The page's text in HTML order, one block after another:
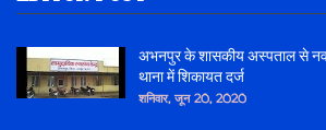
अभनपुर के शासकीय अस्पताल से
थाना में शिकायत दर्ज
शनिवार, जून 20, 2020